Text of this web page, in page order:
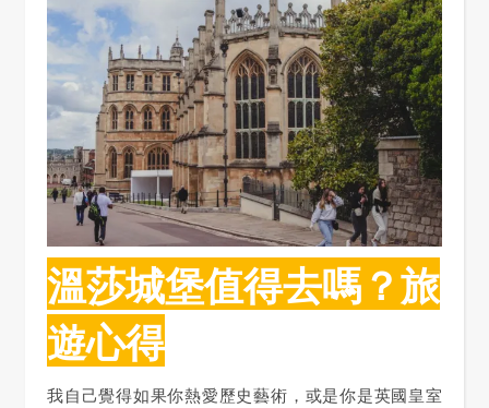
溫莎城堡值得去嗎？旅
遊心得
我自己覺得如果你熱愛歷史藝術，或是你是英國皇室